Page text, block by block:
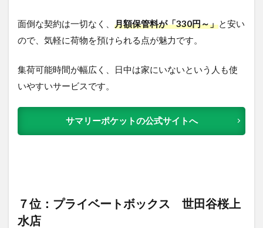
面倒な契約は一切なく、 月額保管料が「330円～」と安い
ので、気軽に荷物を預けられる点が魅力です。
集荷可能時間が幅広く、日中は家にいないという人も使
いやすいサービスです。
サマリーポケットの公式サイトへ
７位：プライベートボックス 世田谷桜上
水店